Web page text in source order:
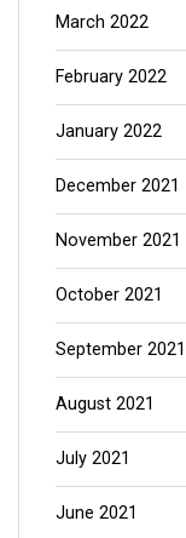
March 2022
February 2022
January 2022
December 2021
November 2021
October 2021
September 2021
August 2021
July 2021
June 2021